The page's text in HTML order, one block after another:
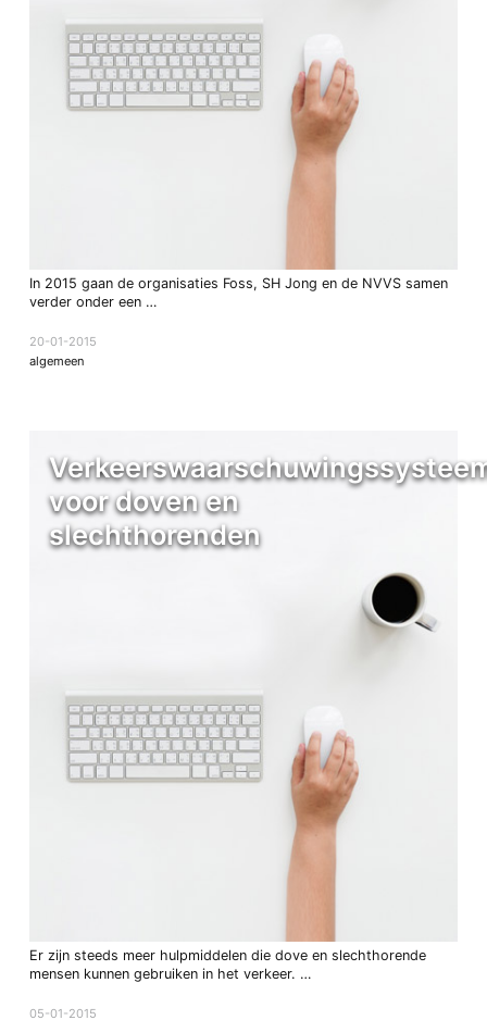
In 2015 gaan de organisaties Foss, SH Jong en de NVVS samen
verder onder een …
20-01-2015
algemeen
voor doven en
slechthorenden
Er zijn steeds meer hulpmiddelen die dove en slechthorende
mensen kunnen gebruiken in het verkeer. …
05-01-2015